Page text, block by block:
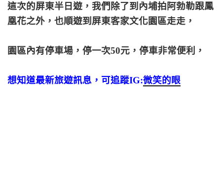
這次的屏東半日遊，我們除了到內埔拍阿勃勒跟鳳
凰花之外，也順遊到屏東客家文化園區走走，
園區內有停車場，停一次50元，停車非常便利，
想知道最新旅遊訊息，可追蹤IG:微笑的眼